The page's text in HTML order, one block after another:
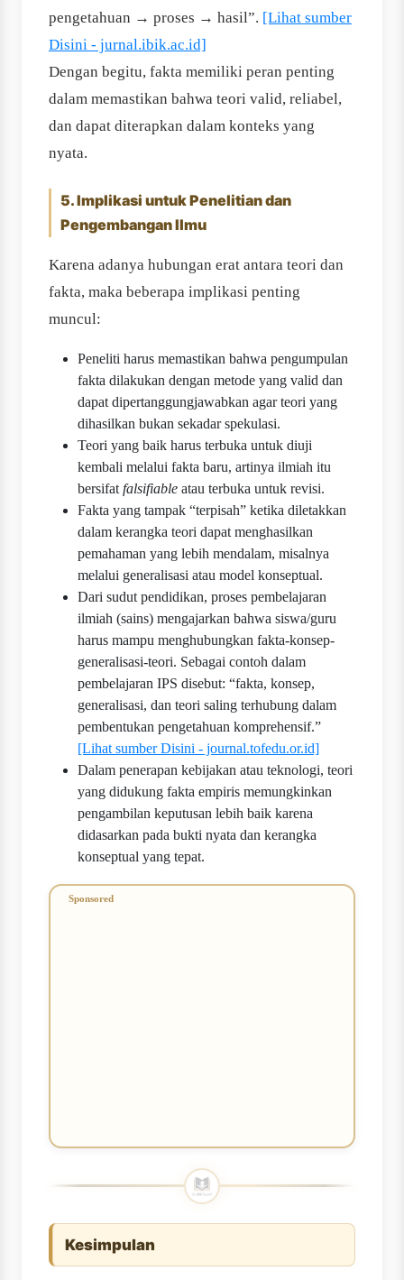
pengetahuan → proses → hasil”. [Lihat sumber
Disini - jurnal.ibik.ac.id]
Dengan begitu, fakta memiliki peran penting
dalam memastikan bahwa teori valid, reliabel,
dan dapat diterapkan dalam konteks yang
nyata.
5. Implikasi untuk Penelitian dan
Pengembangan Ilmu
Karena adanya hubungan erat antara teori dan
fakta, maka beberapa implikasi penting
muncul:
Peneliti harus memastikan bahwa pengumpulan
fakta dilakukan dengan metode yang valid dan
dapat dipertanggungjawabkan agar teori yang
dihasilkan bukan sekadar spekulasi.
Teori yang baik harus terbuka untuk diuji
kembali melalui fakta baru, artinya ilmiah itu
bersifat falsifiable atau terbuka untuk revisi.
Fakta yang tampak “terpisah” ketika diletakkan
dalam kerangka teori dapat menghasilkan
pemahaman yang lebih mendalam, misalnya
melalui generalisasi atau model konseptual.
Dari sudut pendidikan, proses pembelajaran
ilmiah (sains) mengajarkan bahwa siswa/guru
harus mampu menghubungkan fakta-konsep-
generalisasi-teori. Sebagai contoh dalam
pembelajaran IPS disebut: “fakta, konsep,
generalisasi, dan teori saling terhubung dalam
pembentukan pengetahuan komprehensif.”
[Lihat sumber Disini - journal.tofedu.or.id]
Dalam penerapan kebijakan atau teknologi, teori
yang didukung fakta empiris memungkinkan
pengambilan keputusan lebih baik karena
didasarkan pada bukti nyata dan kerangka
konseptual yang tepat.
Kesimpulan